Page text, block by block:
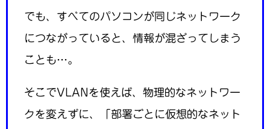
でも、すべてのパソコンが同じネットワーク
につながっていると、情報が混ざってしまう
ことも…。
そこでVLANを使えば、物理的なネットワー
クを変えずに、「部署ごとに仮想的なネット